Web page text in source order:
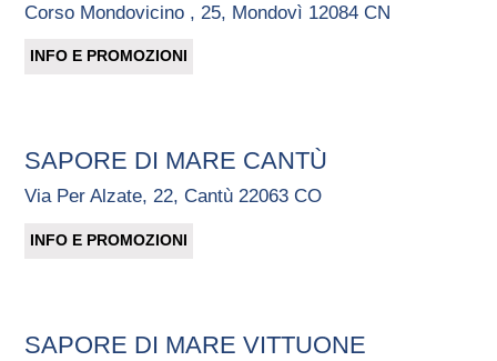
Corso Mondovicino , 25, Mondovì 12084 CN
INFO E PROMOZIONI
SAPORE DI MARE CANTÙ
Via Per Alzate, 22, Cantù 22063 CO
INFO E PROMOZIONI
SAPORE DI MARE VITTUONE